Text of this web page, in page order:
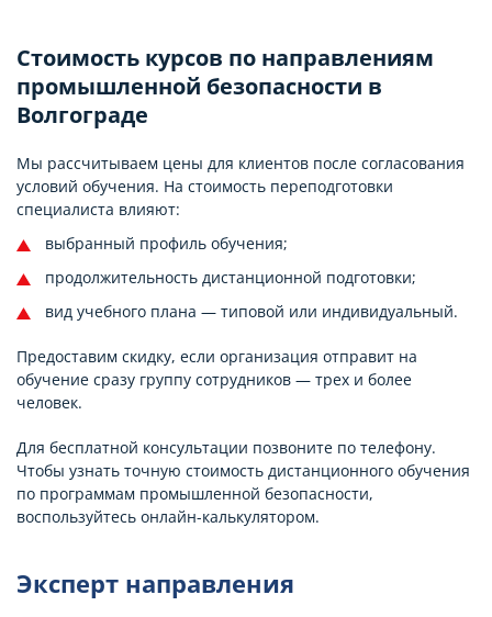
Стоимость курсов по направлениям
промышленной безопасности в
Волгограде
Мы рассчитываем цены для клиентов после согласования
условий обучения. На стоимость переподготовки
специалиста влияют:
выбранный профиль обучения;
продолжительность дистанционной подготовки;
вид учебного плана — типовой или индивидуальный.
Предоставим скидку, если организация отправит на
обучение сразу группу сотрудников — трех и более
человек.
Для бесплатной консультации позвоните по телефону.
Чтобы узнать точную стоимость дистанционного обучения
по программам промышленной безопасности,
воспользуйтесь онлайн-калькулятором.
Эксперт направления